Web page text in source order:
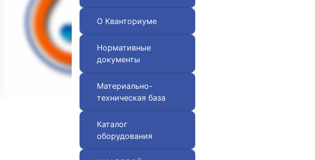
О Кванториуме
Нормативные
документы
Материально-
техническая база
Каталог
оборудования